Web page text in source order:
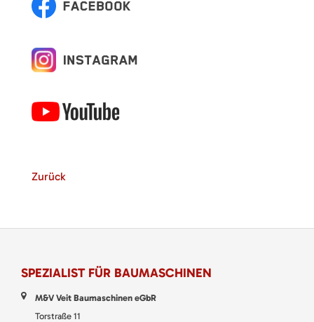
Zurück
SPEZIALIST FÜR BAUMASCHINEN
M&V Veit Baumaschinen eGbR
Torstraße 11